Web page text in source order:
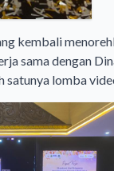
kembali
sama dengan
lomba